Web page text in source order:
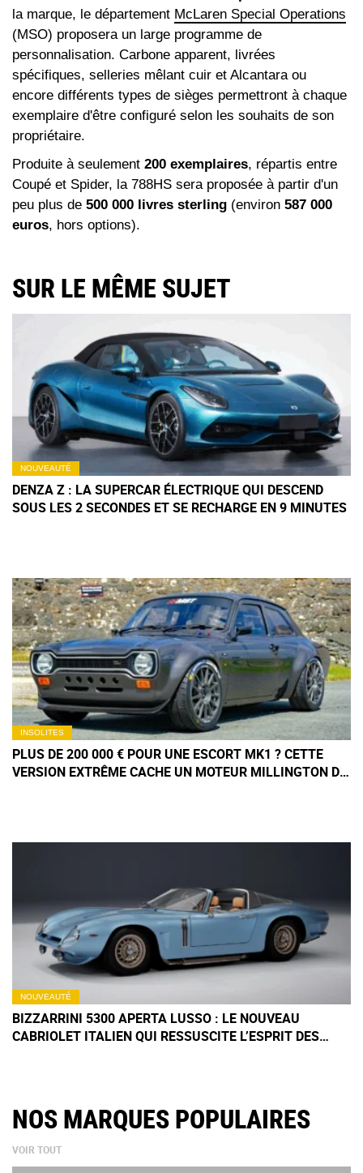
la marque, le département McLaren Special Operations
(MSO) proposera un large programme de
personnalisation. Carbone apparent, livrées
spécifiques, selleries mêlant cuir et Alcantara ou
encore différents types de sièges permettront à chaque
exemplaire d'être configuré selon les souhaits de son
propriétaire.
Produite à seulement 200 exemplaires, répartis entre
Coupé et Spider, la 788HS sera proposée à partir d'un
peu plus de 500 000 livres sterling (environ 587 000
euros, hors options).
SUR LE MÊME SUJET
NOUVEAUTÉ
DENZA Z : LA SUPERCAR ÉLECTRIQUE QUI DESCEND
SOUS LES 2 SECONDES ET SE RECHARGE EN 9 MINUTES
INSOLITES
PLUS DE 200 000 € POUR UNE ESCORT MK1 ? CETTE
VERSION EXTRÊME CACHE UN MOTEUR MILLINGTON DE
NOUVEAUTÉ
BIZZARRINI 5300 APERTA LUSSO : LE NOUVEAU
CABRIOLET ITALIEN QUI RESSUSCITE L’ESPRIT DES
NOS MARQUES POPULAIRES
VOIR TOUT